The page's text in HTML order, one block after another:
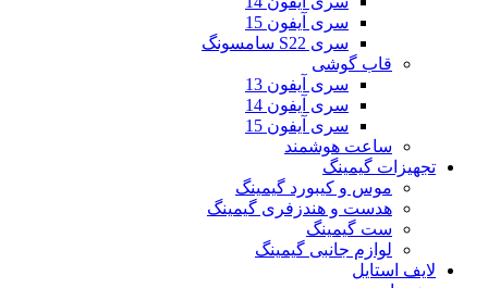
سری آیفون 15
سری S22 سامسونگ
قاب گوشی
سری آیفون 13
سری آیفون 14
سری آیفون 15
ساعت هوشمند
تجهیزات گیمینگ
موس و کیبورد گیمینگ
هدست و هندزفری گیمینگ
ست گیمینگ
لوازم جانبی گیمینگ
لایف استایل